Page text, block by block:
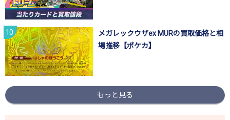
メガレックウザex MURの買取価格と相
場推移【ポケカ】
もっと見る